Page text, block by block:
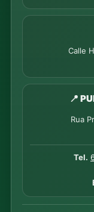
Calle
📍
Rua
Tel.